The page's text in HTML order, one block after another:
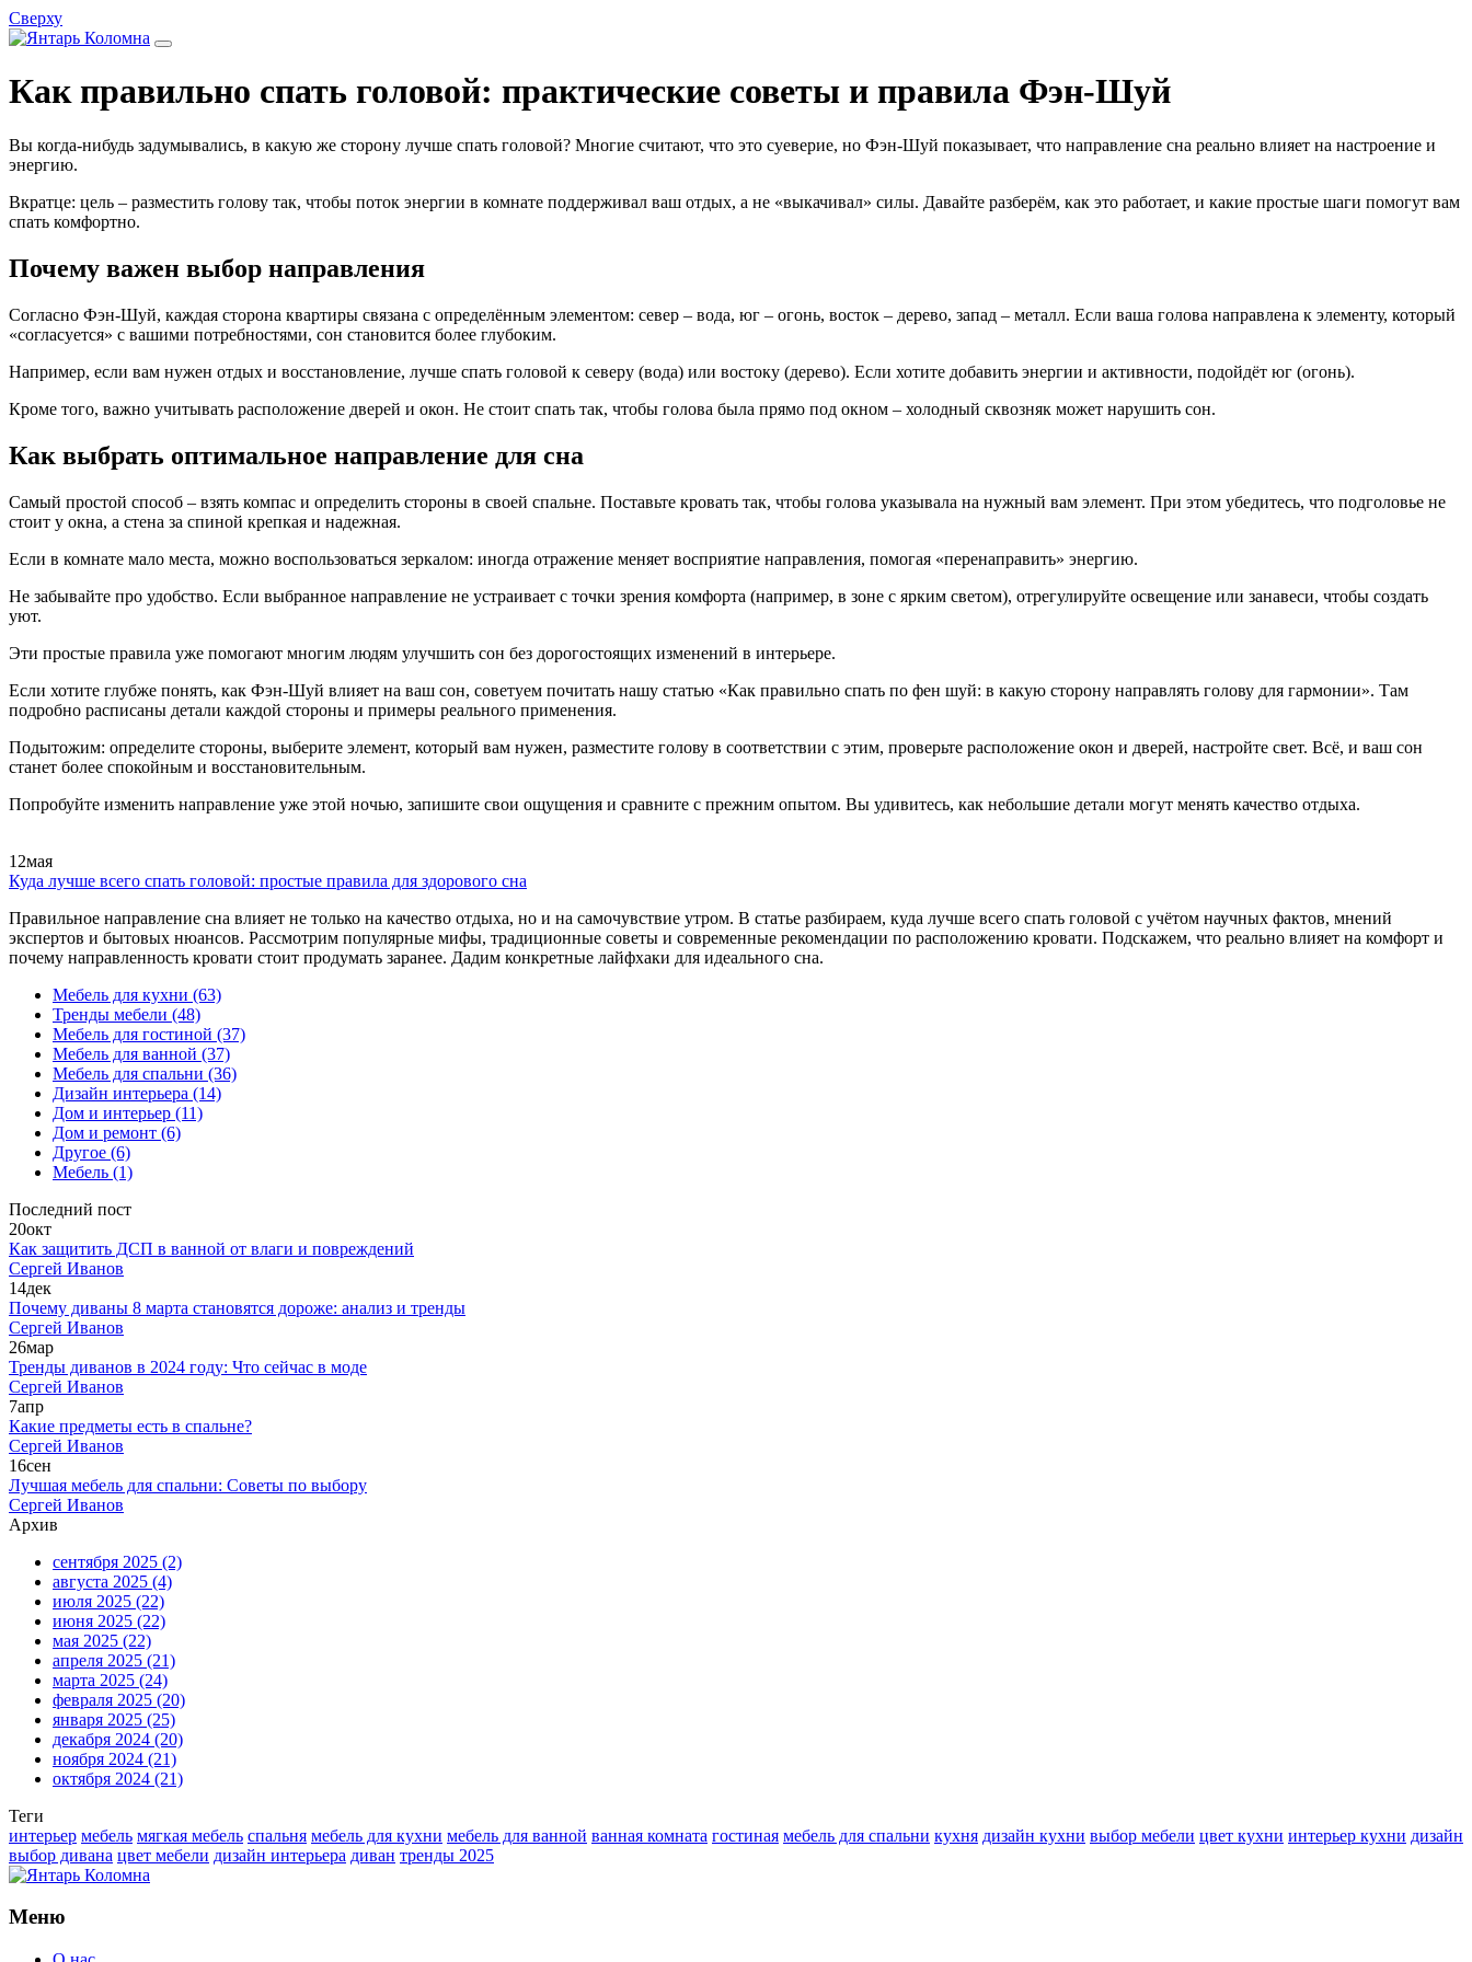
Сверху
Как правильно спать головой: практические советы и правила Фэн-Шуй
Вы когда‑нибудь задумывались, в какую же сторону лучше спать головой? Многие считают, что это суеверие, но Фэн‑Шуй показывает, что направление сна реально влияет на настроение и
энергию.
Вкратце: цель – разместить голову так, чтобы поток энергии в комнате поддерживал ваш отдых, а не «выкачивал» силы. Давайте разберём, как это работает, и какие простые шаги помогут вам
спать комфортно.
Почему важен выбор направления
Согласно Фэн‑Шуй, каждая сторона квартиры связана с определённым элементом: север – вода, юг – огонь, восток – дерево, запад – металл. Если ваша голова направлена к элементу, который
«согласуется» с вашими потребностями, сон становится более глубоким.
Например, если вам нужен отдых и восстановление, лучше спать головой к северу (вода) или востоку (дерево). Если хотите добавить энергии и активности, подойдёт юг (огонь).
Кроме того, важно учитывать расположение дверей и окон. Не стоит спать так, чтобы голова была прямо под окном – холодный сквозняк может нарушить сон.
Как выбрать оптимальное направление для сна
Самый простой способ – взять компас и определить стороны в своей спальне. Поставьте кровать так, чтобы голова указывала на нужный вам элемент. При этом убедитесь, что подголовье не
стоит у окна, а стена за спиной крепкая и надежная.
Если в комнате мало места, можно воспользоваться зеркалом: иногда отражение меняет восприятие направления, помогая «перенаправить» энергию.
Не забывайте про удобство. Если выбранное направление не устраивает с точки зрения комфорта (например, в зоне с ярким светом), отрегулируйте освещение или занавеси, чтобы создать
уют.
Эти простые правила уже помогают многим людям улучшить сон без дорогостоящих изменений в интерьере.
Если хотите глубже понять, как Фэн‑Шуй влияет на ваш сон, советуем почитать нашу статью «Как правильно спать по фен шуй: в какую сторону направлять голову для гармонии». Там
подробно расписаны детали каждой стороны и примеры реального применения.
Подытожим: определите стороны, выберите элемент, который вам нужен, разместите голову в соответствии с этим, проверьте расположение окон и дверей, настройте свет. Всё, и ваш сон
станет более спокойным и восстановительным.
Попробуйте изменить направление уже этой ночью, запишите свои ощущения и сравните с прежним опытом. Вы удивитесь, как небольшие детали могут менять качество отдыха.
12мая
Куда лучше всего спать головой: простые правила для здорового сна
Правильное направление сна влияет не только на качество отдыха, но и на самочувствие утром. В статье разбираем, куда лучше всего спать головой с учётом научных фактов, мнений
экспертов и бытовых нюансов. Рассмотрим популярные мифы, традиционные советы и современные рекомендации по расположению кровати. Подскажем, что реально влияет на комфорт и
почему направленность кровати стоит продумать заранее. Дадим конкретные лайфхаки для идеального сна.
Мебель для кухни (63)
Тренды мебели (48)
Мебель для гостиной (37)
Мебель для ванной (37)
Мебель для спальни (36)
Дизайн интерьера (14)
Дом и интерьер (11)
Дом и ремонт (6)
Другое (6)
Мебель (1)
Последний пост
20окт
Как защитить ДСП в ванной от влаги и повреждений
Сергей Иванов
14дек
Почему диваны 8 марта становятся дороже: анализ и тренды
Сергей Иванов
26мар
Тренды диванов в 2024 году: Что сейчас в моде
Сергей Иванов
7апр
Какие предметы есть в спальне?
Сергей Иванов
16сен
Лучшая мебель для спальни: Советы по выбору
Сергей Иванов
Архив
сентября 2025 (2)
августа 2025 (4)
июля 2025 (22)
июня 2025 (22)
мая 2025 (22)
апреля 2025 (21)
марта 2025 (24)
февраля 2025 (20)
января 2025 (25)
декабря 2024 (20)
ноября 2024 (21)
октября 2024 (21)
Теги
интерьер мебель мягкая мебель спальня мебель для кухни мебель для ванной ванная комната гостиная мебель для спальни кухня дизайн кухни выбор мебели цвет кухни интерьер кухни дизайн
выбор дивана цвет мебели дизайн интерьера диван тренды 2025
Меню